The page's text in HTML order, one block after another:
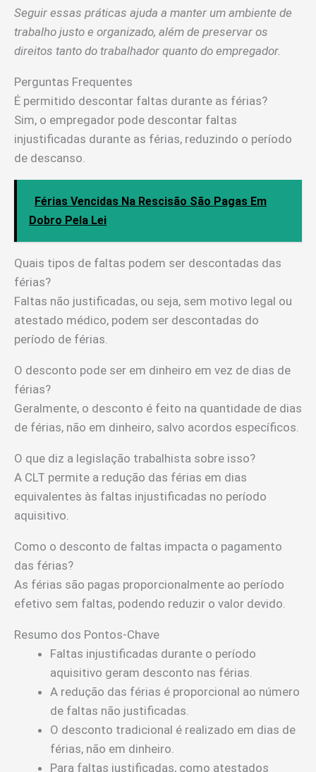
Seguir essas práticas ajuda a manter um ambiente de
trabalho justo e organizado, além de preservar os
direitos tanto do trabalhador quanto do empregador.
Perguntas Frequentes
É permitido descontar faltas durante as férias?
Sim, o empregador pode descontar faltas
injustificadas durante as férias, reduzindo o período
de descanso.
Férias Vencidas Na Rescisão São Pagas Em
Dobro Pela Lei
Quais tipos de faltas podem ser descontadas das
férias?
Faltas não justificadas, ou seja, sem motivo legal ou
atestado médico, podem ser descontadas do
período de férias.
O desconto pode ser em dinheiro em vez de dias de
férias?
Geralmente, o desconto é feito na quantidade de dias
de férias, não em dinheiro, salvo acordos específicos.
O que diz a legislação trabalhista sobre isso?
A CLT permite a redução das férias em dias
equivalentes às faltas injustificadas no período
aquisitivo.
Como o desconto de faltas impacta o pagamento
das férias?
As férias são pagas proporcionalmente ao período
efetivo sem faltas, podendo reduzir o valor devido.
Resumo dos Pontos-Chave
Faltas injustificadas durante o período
aquisitivo geram desconto nas férias.
A redução das férias é proporcional ao número
de faltas não justificadas.
O desconto tradicional é realizado em dias de
férias, não em dinheiro.
Para faltas justificadas, como atestados